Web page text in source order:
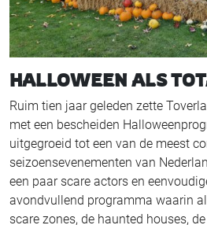
HALLOWEEN ALS
Ruim tien jaar geleden zette
met een bescheiden
uitgegroeid tot een van de meest
seizoensevenementen van
een paar scare actors en
avondvullend programma waarin
scare zones, de haunted houses,